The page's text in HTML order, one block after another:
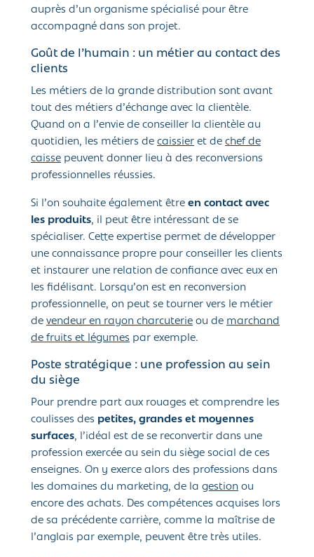
auprès d’un organisme spécialisé pour être
accompagné dans son projet.
Goût de l’humain : un métier au contact des
clients
Les métiers de la grande distribution sont avant
tout des métiers d’échange avec la clientèle.
Quand on a l’envie de conseiller la clientèle au
quotidien, les métiers de caissier et de chef de
caisse peuvent donner lieu à des reconversions
professionnelles réussies.
Si l’on souhaite également être en contact avec
les produits, il peut être intéressant de se
spécialiser. Cette expertise permet de développer
une connaissance propre pour conseiller les clients
et instaurer une relation de confiance avec eux en
les fidélisant. Lorsqu’on est en reconversion
professionnelle, on peut se tourner vers le métier
de vendeur en rayon charcuterie ou de marchand
de fruits et légumes par exemple.
Poste stratégique : une profession au sein
du siège
Pour prendre part aux rouages et comprendre les
coulisses des petites, grandes et moyennes
surfaces, l’idéal est de se reconvertir dans une
profession exercée au sein du siège social de ces
enseignes. On y exerce alors des professions dans
les domaines du marketing, de la gestion ou
encore des achats. Des compétences acquises lors
de sa précédente carrière, comme la maîtrise de
l’anglais par exemple, peuvent être très utiles.